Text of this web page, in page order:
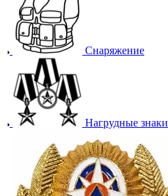
Снаряжение
Нагрудные знаки